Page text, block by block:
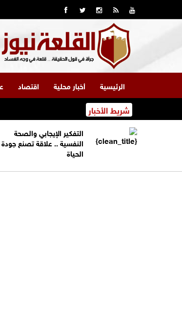
الرئيسية أخبار محلية اقتصاد
شريط الأخبار
التفكير الإيجابي والصحة
النفسية .. علاقة تصنع جودة
الحياة